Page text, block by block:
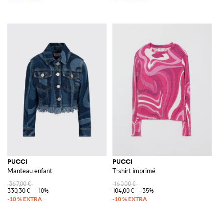
PUCCI
Manteau enfant
367,00 €
330,30 €
-10%
PUCCI
T-shirt imprimé
160,00 €
104,00 €
-35%